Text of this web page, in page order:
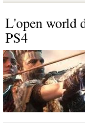
L'open world
PS4